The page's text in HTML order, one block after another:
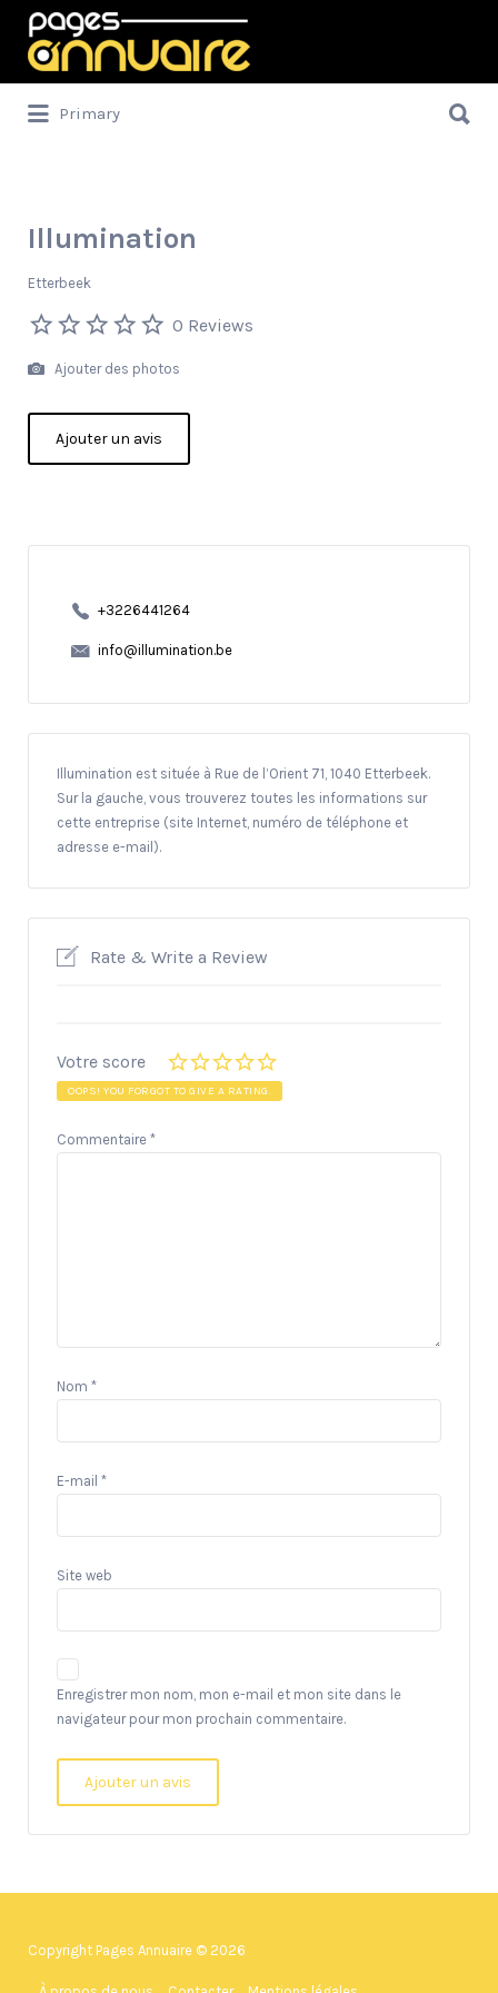
Rechercher:
Primary
Illumination
Etterbeek
0 Reviews
Ajouter des photos
Ajouter un avis
+3226441264
info@illumination.be
Illumination est située à Rue de l’Orient 71, 1040 Etterbeek.
Sur la gauche, vous trouverez toutes les informations sur
cette entreprise (site Internet, numéro de téléphone et
adresse e-mail).
Rate & Write a Review
Votre score
OOPS! YOU FORGOT TO GIVE A RATING.
Commentaire *
Nom *
E-mail *
Site web
Enregistrer mon nom, mon e-mail et mon site dans le
navigateur pour mon prochain commentaire.
Copyright Pages Annuaire © 2026